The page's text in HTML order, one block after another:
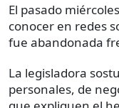
El pasado
conocer en redes
fue abandonada
La legisladora
personales, de